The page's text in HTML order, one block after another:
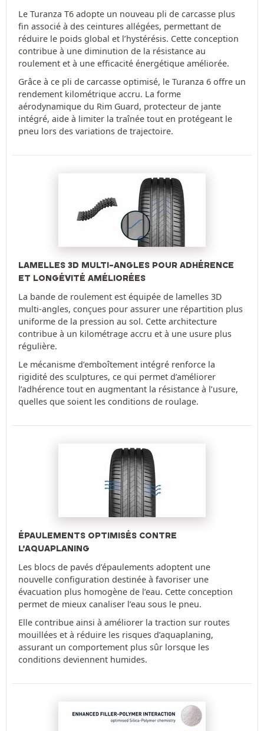
Le Turanza T6 adopte un nouveau pli de carcasse plus
fin associé à des ceintures allégées, permettant de
réduire le poids global et l’hystérésis. Cette conception
contribue à une diminution de la résistance au
roulement et à une efficacité énergétique améliorée.
Grâce à ce pli de carcasse optimisé, le Turanza 6 offre un
rendement kilométrique accru. La forme
aérodynamique du Rim Guard, protecteur de jante
intégré, aide à limiter la traînée tout en protégeant le
pneu lors des variations de trajectoire.
LAMELLES 3D MULTI-ANGLES POUR ADHÉRENCE
ET LONGÉVITÉ AMÉLIORÉES
La bande de roulement est équipée de lamelles 3D
multi-angles, conçues pour assurer une répartition plus
uniforme de la pression au sol. Cette architecture
contribue à un kilométrage accru et à une usure plus
régulière.
Le mécanisme d’emboîtement intégré renforce la
rigidité des sculptures, ce qui permet d’améliorer
l’adhérence tout en augmentant la résistance à l’usure,
quelles que soient les conditions de roulage.
ÉPAULEMENTS OPTIMISÉS CONTRE
L’AQUAPLANING
Les blocs de pavés d’épaulements adoptent une
nouvelle configuration destinée à favoriser une
évacuation plus homogène de l’eau. Cette conception
permet de mieux canaliser l’eau sous le pneu.
Elle contribue ainsi à améliorer la traction sur routes
mouillées et à réduire les risques d’aquaplaning,
assurant un comportement plus sûr lorsque les
conditions deviennent humides.